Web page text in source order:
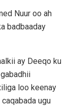
Nuur oo ah
badbaaday
ay Deeqo ku
loo keenay
ugu